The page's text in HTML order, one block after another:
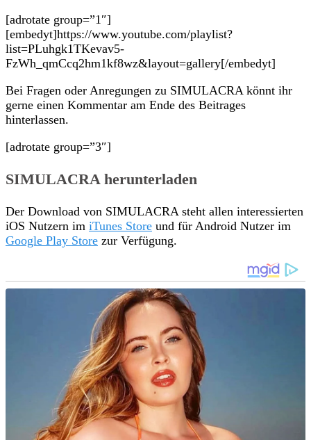
[adrotate group=”1″]
[embedyt]https://www.youtube.com/playlist?
list=PLuhgk1TKevav5-
FzWh_qmCcq2hm1kf8wz&layout=gallery[/embedyt]
Bei Fragen oder Anregungen zu SIMULACRA könnt ihr
gerne einen Kommentar am Ende des Beitrages
hinterlassen.
[adrotate group=”3″]
SIMULACRA herunterladen
Der Download von SIMULACRA steht allen interessierten
iOS Nutzern im iTunes Store und für Android Nutzer im
Google Play Store zur Verfügung.